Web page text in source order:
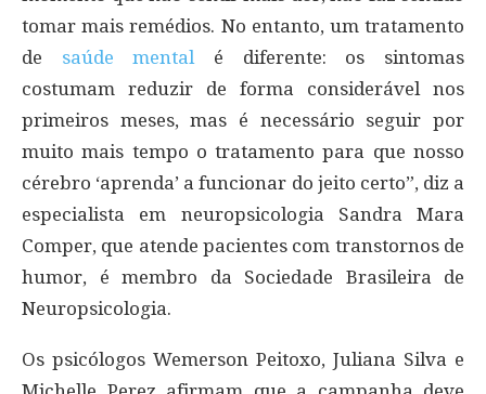
tomar mais remédios. No entanto, um tratamento
de saúde mentalé diferente: os sintomas
costumam reduzir de forma considerável nos
primeiros meses, mas é necessário seguir por
muito mais tempo o tratamento para que nosso
cérebro ‘aprenda’ a funcionar do jeito certo”, diz a
especialista em neuropsicologia Sandra Mara
Comper, que atende pacientes com transtornos de
humor, é membro da Sociedade Brasileira de
Neuropsicologia.
Os psicólogos Wemerson Peitoxo, Juliana Silva e